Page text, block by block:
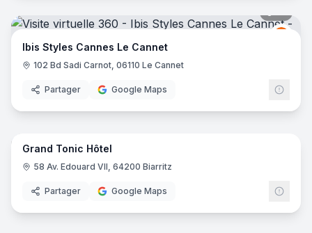
Ibis
Ibis Styles Cannes Le Cannet
102 Bd Sadi Carnot, 06110 Le Cannet
Partager Google Maps
10
Grand Tonic Hôtel
58 Av. Edouard VII, 64200 Biarritz
Partager Google Maps
17